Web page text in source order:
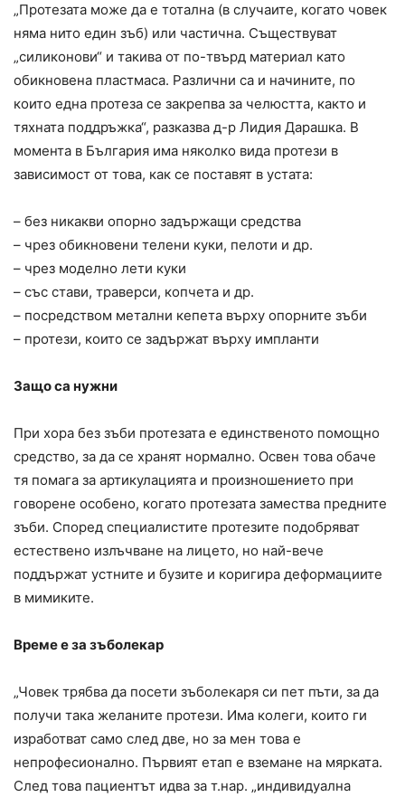
„Протезата може да е тотална (в случаите, когато човек
няма нито един зъб) или частична. Съществуват
„силиконови“ и такива от по-твърд материал като
обикновена пластмаса. Различни са и начините, по
които една протеза се закрепва за челюстта, както и
тяхната поддръжка“, разказва д-р Лидия Дарашка. В
момента в България има няколко вида протези в
зависимост от това, как се поставят в устата:
– без никакви опорно задържащи средства
– чрез обикновени телени куки, пелоти и др.
– чрез моделно лети куки
– със стави, траверси, копчета и др.
– посредством метални кепета върху опорните зъби
– протези, които се задържат върху импланти
Защо са нужни
При хора без зъби протезата е единственото помощно
средство, за да се хранят нормално. Освен това обаче
тя помага за артикулацията и произношението при
говорене особено, когато протезата замества предните
зъби. Според специалистите протезите подобряват
естествено излъчване на лицето, но най-вече
поддържат устните и бузите и коригира деформациите
в мимиките.
Време е за зъболекар
„Човек трябва да посети зъболекаря си пет пъти, за да
получи така желаните протези. Има колеги, които ги
изработват само след две, но за мен това е
непрофесионално. Първият етап е вземане на мярката.
След това пациентът идва за т.нар. „индивидуална